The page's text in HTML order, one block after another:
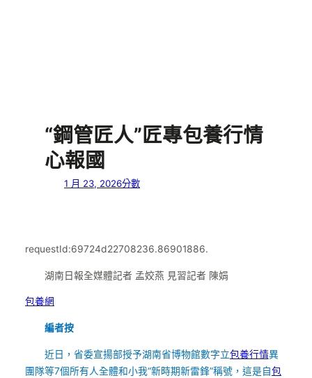
“鋼管匠人”匠專包養行情
心報國
1 月 23, 2026分數
requestId:69724d22708236.86901886.
湖南日報全媒體記者 孟姣燕 見習記者 陳娟
包養網
編者按
近日，省委宣揚部授予湖南省博物館數字立包養行情異
團隊等7個所有人全體和小我“新時期新雷鋒”稱號，這是自包